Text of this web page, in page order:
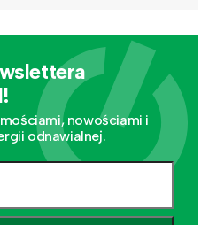
nowościami i
odnawialnej.